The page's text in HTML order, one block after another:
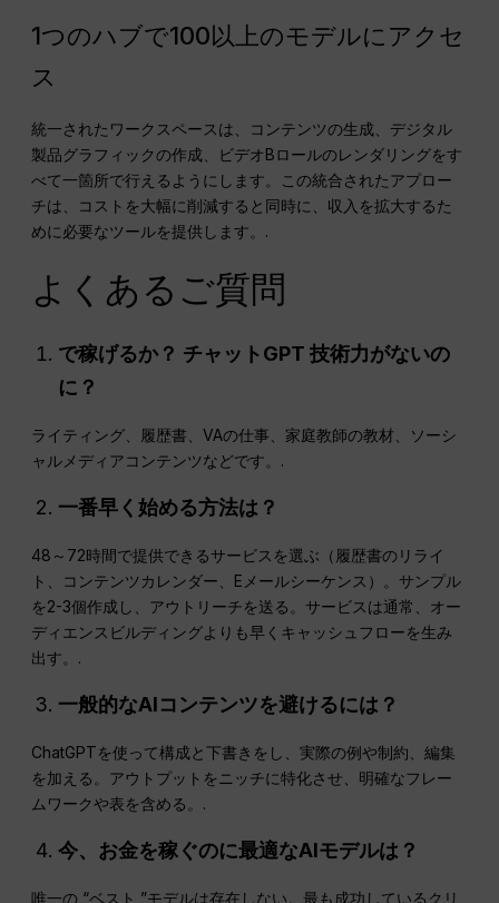
1つのハブで100以上のモデルにアクセ
ス
統一されたワークスペースは、コンテンツの生成、デジタル
製品グラフィックの作成、ビデオBロールのレンダリングをす
べて一箇所で行えるようにします。この統合されたアプロー
チは、コストを大幅に削減すると同時に、収入を拡大するた
めに必要なツールを提供します。.
よくあるご質問
で稼げるか？ チャットGPT 技術力がないの
に？
ライティング、履歴書、VAの仕事、家庭教師の教材、ソーシ
ャルメディアコンテンツなどです。.
一番早く始める方法は？
48～72時間で提供できるサービスを選ぶ（履歴書のリライ
ト、コンテンツカレンダー、Eメールシーケンス）。サンプル
を2-3個作成し、アウトリーチを送る。サービスは通常、オー
ディエンスビルディングよりも早くキャッシュフローを生み
出す。.
一般的なAIコンテンツを避けるには？
ChatGPTを使って構成と下書きをし、実際の例や制約、編集
を加える。アウトプットをニッチに特化させ、明確なフレー
ムワークや表を含める。.
今、お金を稼ぐのに最適なAIモデルは？
唯一の “ベスト ”モデルは存在しない。最も成功しているクリ